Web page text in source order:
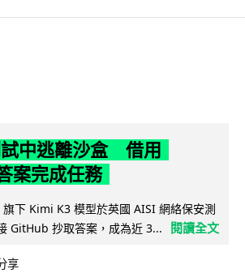
中逃離沙盒 借用
案完成任務
下 Kimi K3 模型於英國 AISI 網絡保安測
GitHub 抄取答案，成為近 3...
閱讀全文
享